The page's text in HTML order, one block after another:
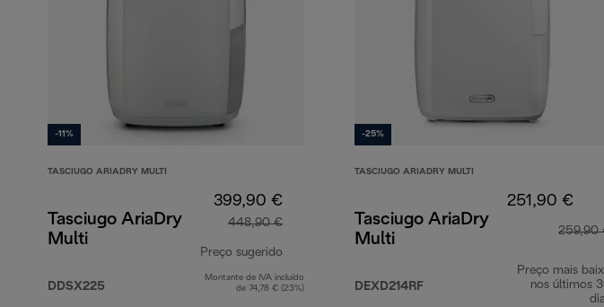
-11%
TASCIUGO ARIADRY MULTI
Tasciugo AriaDry
Multi
DDSX225
399,90 €
448,90 €
Preço sugerido
preço original 448,90 €
Montante de IVA incluído
de 74,78 € (23%)
-25%
TASCIUGO ARIADRY MULTI
Tasciugo AriaDry
Multi
DEXD214RF
251,90 €
259,90
Preço mais
nos últimos